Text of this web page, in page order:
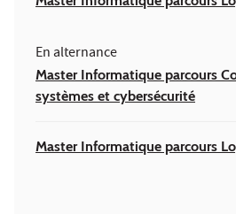
En alternance
Master Informatique parcours
systèmes et cybersécurité
Master Informatique parcours